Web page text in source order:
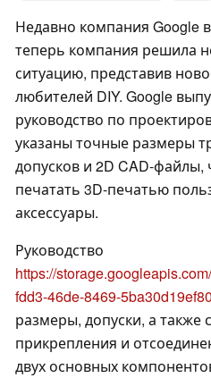
Недавно компания Google
теперь компания решила
ситуацию, представив
любителей DIY. Google
руководство по
указаны точные размеры
допусков и 2D CAD-
печатать 3D-печатью
аксессуары.
Руководство
https://
fdd3-46de-8469-
размеры, допуски, а также
прикрепления и
двух основных